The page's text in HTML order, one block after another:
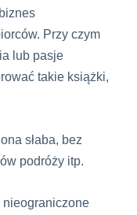
Przy czym
lub pasje
takie książki,
słaba, bez
podróży itp.
nieograniczone